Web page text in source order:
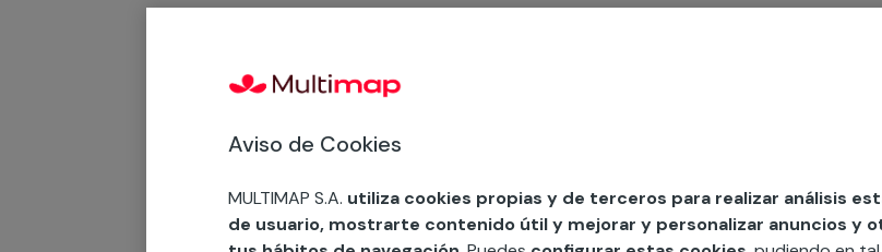
Desde 62,73 €
ServicioAviso de Cookies
MULTIMAP S.A. utiliza cookies propias y de terceros para realizar análisis
de usuario, mostrarte contenido útil y mejorar y personalizar anuncios y